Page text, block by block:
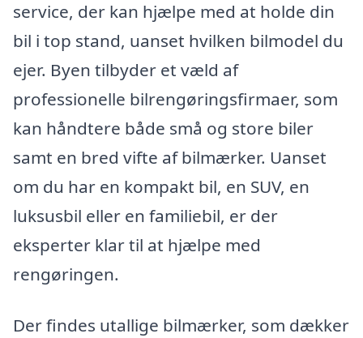
service, der kan hjælpe med at holde din
bil i top stand, uanset hvilken bilmodel du
ejer. Byen tilbyder et væld af
professionelle bilrengøringsfirmaer, som
kan håndtere både små og store biler
samt en bred vifte af bilmærker. Uanset
om du har en kompakt bil, en SUV, en
luksusbil eller en familiebil, er der
eksperter klar til at hjælpe med
rengøringen.
Der findes utallige bilmærker, som dækker